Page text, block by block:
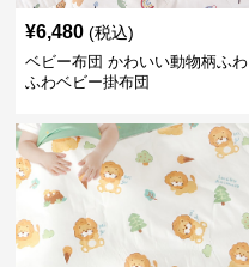
¥6,480 (税込)
ベビー布団 かわいい動物柄ふわ
ふわベビー掛布団